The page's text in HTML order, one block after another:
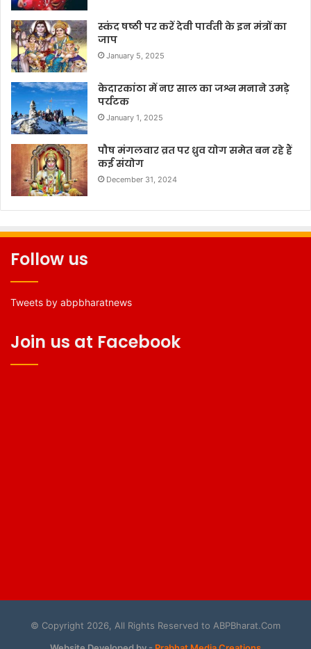
स्कंद षष्ठी पर करें देवी पार्वती के इन मंत्रों का
जाप
January 5, 2025
केदारकांठा में नए साल का जश्न मनाने उमड़े
पर्यटक
January 1, 2025
पौष मंगलवार व्रत पर ध्रुव योग समेत बन रहे हैं
कई संयोग
December 31, 2024
Follow us
Tweets by abpbharatnews
Join us at Facebook
© Copyright 2026, All Rights Reserved to ABPBharat.Com